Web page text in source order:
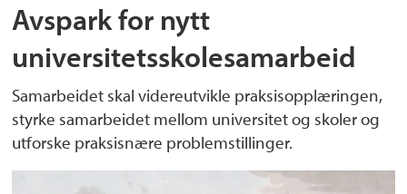
Avspark for nytt
universitetsskolesamarbeid
Samarbeidet skal videreutvikle praksisopplæringen,
styrke samarbeidet mellom universitet og skoler og
utforske praksisnære problemstillinger.